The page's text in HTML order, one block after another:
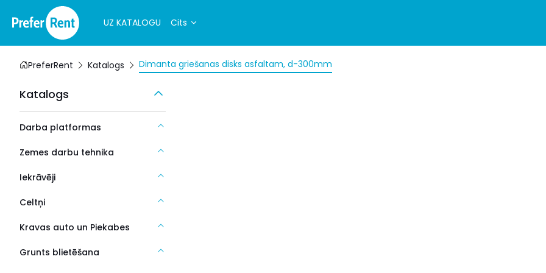
UZ KATALOGU Cits
PreferRent Katalogs Dimanta griešanas disks asfaltam, d-300mm
Katalogs
Darba platformas
Zemes darbu tehnika
Iekrāvēji
Celtņi
Kravas auto un Piekabes
Grunts blietēšana